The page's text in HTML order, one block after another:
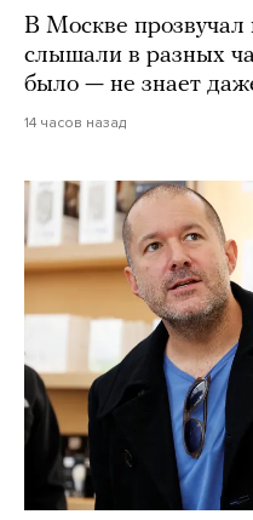
В Москве прозвучал
слышали в разных
было — не знает
14 часов назад